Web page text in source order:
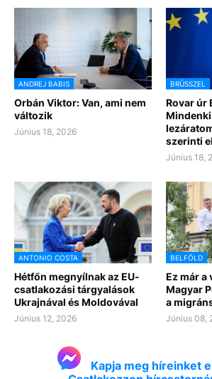
ANDREJ BABIS
Orbán Viktor: Van, ami nem
változik
Június 18, 2026
BRÜSSZEL
Rovar úr
szerinti
Június 18,
ANTONIO COSTA
Hétfőn megnyílnak az EU-
csatlakozási tárgyalások
Ukrajnával és Moldovával
Június 12, 2026
BELFÖLD
Ez már a
Magyar
a
Június 08,
Kapja meg híreinket